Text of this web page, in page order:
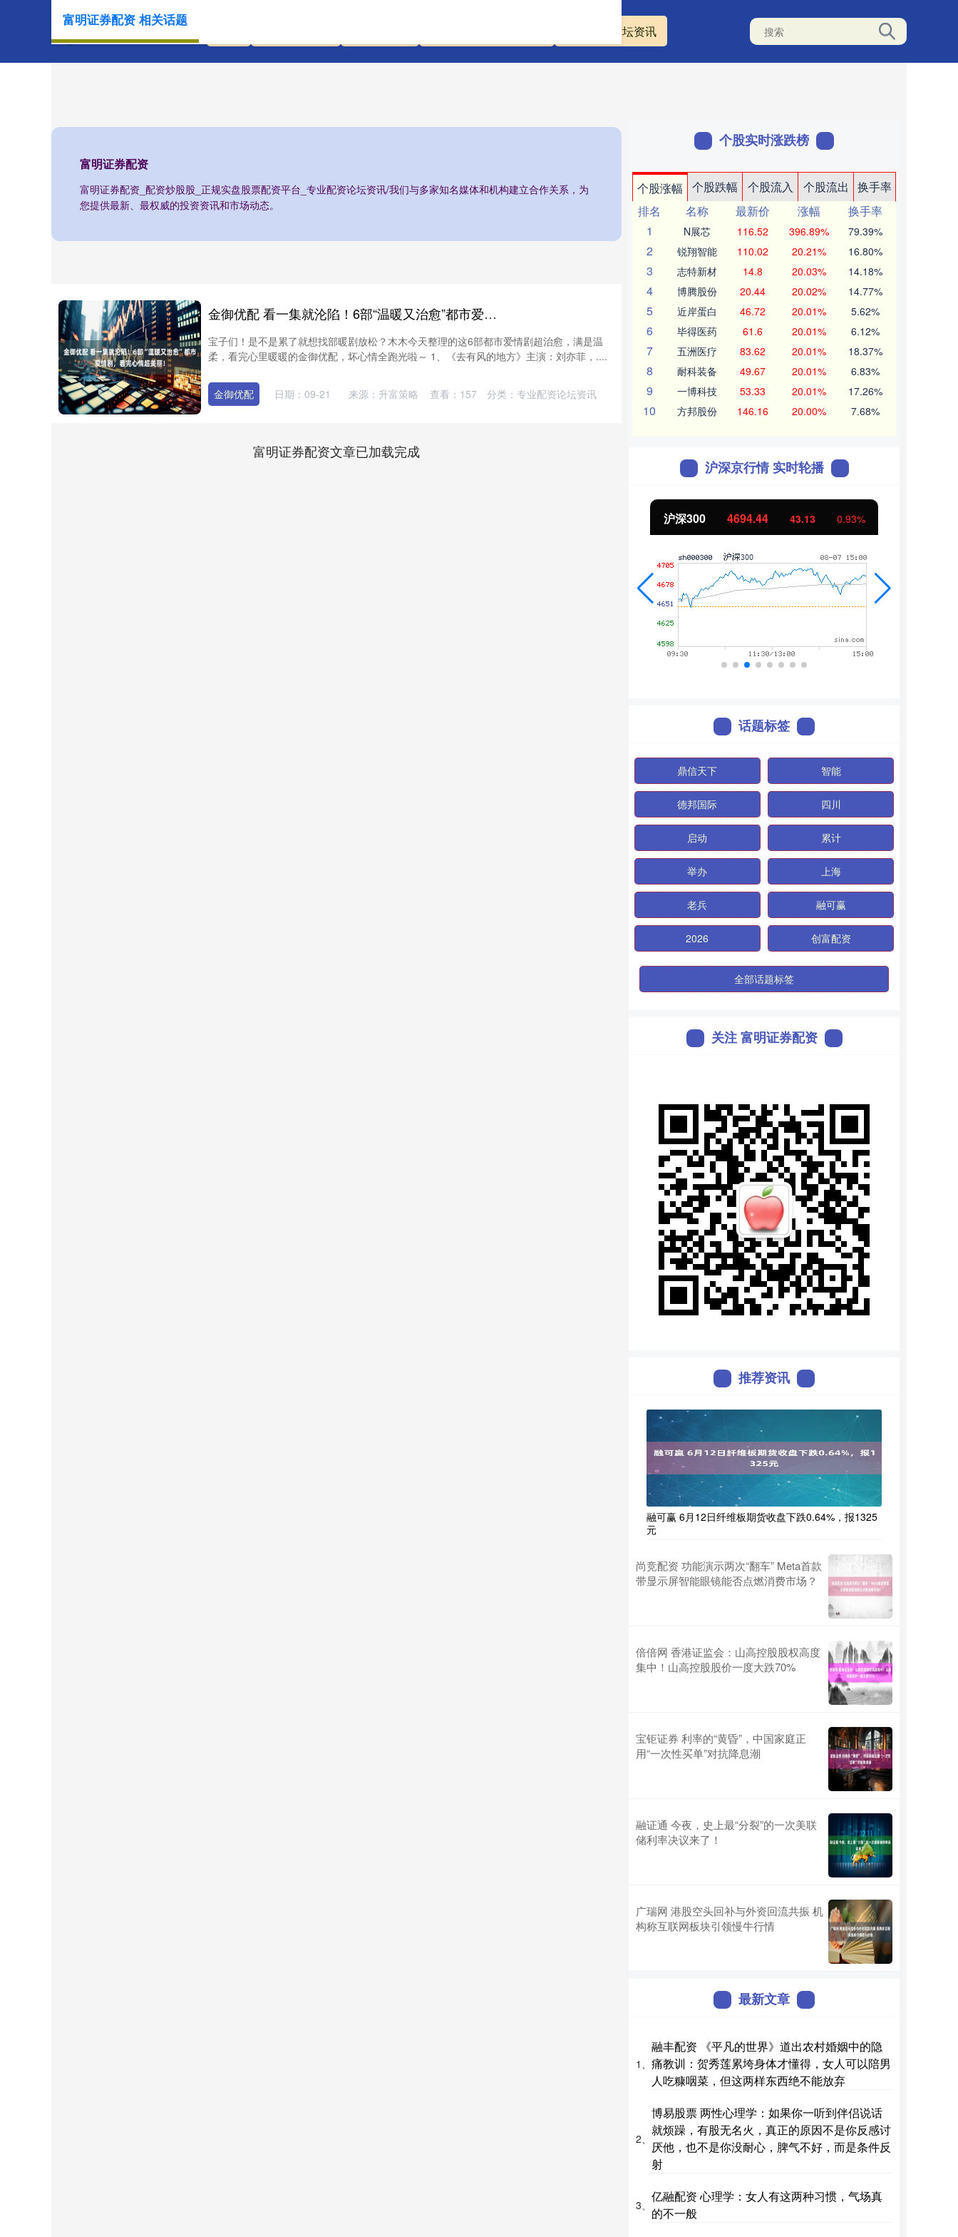
专业配资论坛资讯
富明证券配资
富明证券配资_配资炒股股_正规实盘股票配资平台_专业配资论坛资讯/我们与多家知名媒体和机构建立合作关系，为
您提供最新、最权威的投资资讯和市场动态。
富明证券配资 相关话题
金御优配 看一集就沦陷！6部“温暖又治愈”都市爱情剧，看完心情超美丽！
宝子们！是不是累了就想找部暖剧放松？木木今天整理的这6部都市爱情剧超治愈，满是温
柔，看完心里暖暖的金御优配，坏心情全跑光啦～ 1、《去有风的地方》主演：刘亦菲，....
金御优配 日期：09-21 来源：升富策略 查看： 157 分类： 专业配资论坛资讯
富明证券配资文章已加载完成
个股实时涨跌榜
个股涨幅 个股跌幅 个股流入 个股流出
换手率
排名
名称 最新价 涨幅
换手率
1
N展芯 116.52 396.89% 79.39%
2 锐翔智能 110.02 20.21% 16.80%
3 志特新材 14.8 20.03% 14.18%
4 博腾股份 20.44 20.02% 14.77%
5 近岸蛋白 46.72 20.01% 5.62%
6 毕得医药 61.6 20.01% 6.12%
7 五洲医疗 83.62 20.01% 18.37%
8 耐科装备 49.67 20.01% 6.83%
9 一博科技 53.33 20.01% 17.26%
10 方邦股份 146.16 20.00% 7.68%
沪深京行情 实时轮播
沪深300 4694.44 43.13 0.93%
话题标签
鼎信天下 智能
德邦国际 四川
启动 累计
举办 上海
老兵 融可赢
2026 创富配资
全部话题标签
关注 富明证券配资
推荐资讯
融可赢 6月12日纤维板期货收盘下跌0.64%，报1325
元
尚竞配资 功能演示两次“翻车” Meta首款
带显示屏智能眼镜能否点燃消费市场？
倍倍网 香港证监会：山高控股股权高度
集中！山高控股股价一度大跌70%
宝钜证券 利率的“黄昏”，中国家庭正
用“一次性买单”对抗降息潮
融证通 今夜，史上最“分裂”的一次美联
储利率决议来了！
广瑞网 港股空头回补与外资回流共振 机
构称互联网板块引领慢牛行情
最新文章
1、
融丰配资 《平凡的世界》道出农村婚姻中的隐
痛教训：贺秀莲累垮身体才懂得，女人可以陪男
人吃糠咽菜，但这两样东西绝不能放弃
2、
博易股票 两性心理学：如果你一听到伴侣说话
就烦躁，有股无名火，真正的原因不是你反感讨
厌他，也不是你没耐心，脾气不好，而是条件反
射
3、
亿融配资 心理学：女人有这两种习惯，气场真
的不一般